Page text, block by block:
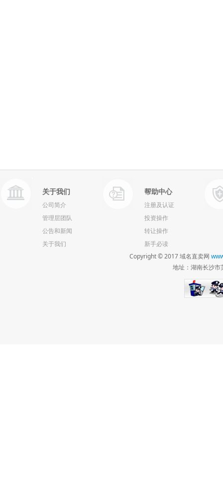
关于我们
公司简介
管理层团队
公告和新闻
关于我们
帮助中心
注册及认证
投资操作
转让操作
新手必读
Copyright © 2017 域名直卖网
地址：湖南长沙